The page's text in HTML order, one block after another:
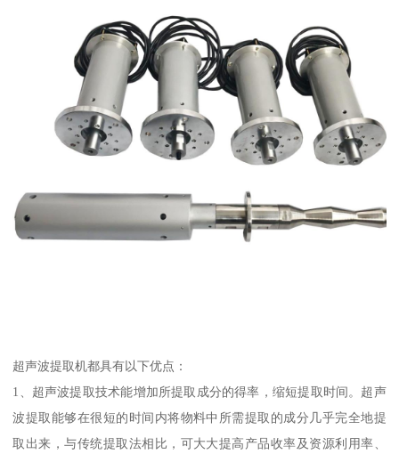
超声波提取机都具有以下优点：
1、超声波提取技术能增加所提取成分的得率，缩短提取时间。超声
波提取能够在很短的时间内将物料中所需提取的成分几乎完全地提
取出来，与传统提取法相比，可大大提高产品收率及资源利用率、